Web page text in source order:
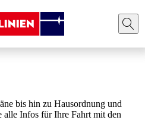
planen
bis hin zu Hausordnung und
Infos für Ihre Fahrt mit den